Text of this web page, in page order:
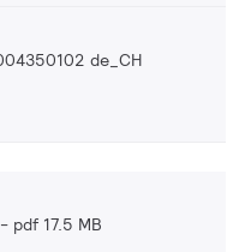
de_CH
pdf 17.5 MB